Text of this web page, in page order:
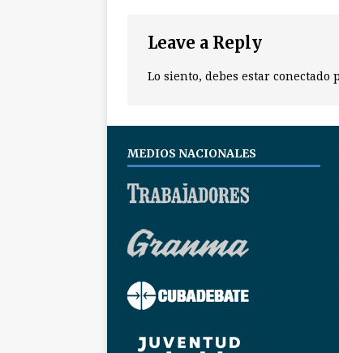
Leave a Reply
Lo siento, debes estar conectado
MEDIOS NACIONALES